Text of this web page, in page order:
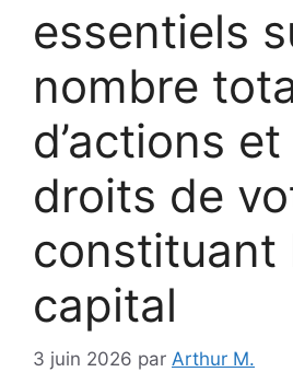
essentiels
nombre
d’actions
droits de
constituant
capital
3 juin 2026 par Arthur M.